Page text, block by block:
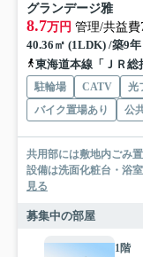
グランデージ雅
8.7万円 管理/共益費
40.36㎡ (1LDK) /築9
東海道本線「ＪＲ総
駐輪場 CATV 光
バイク置場あり
公
共用部には敷地内ごみ
設備は洗面化粧台・浴
見る
募集中の部屋
1階